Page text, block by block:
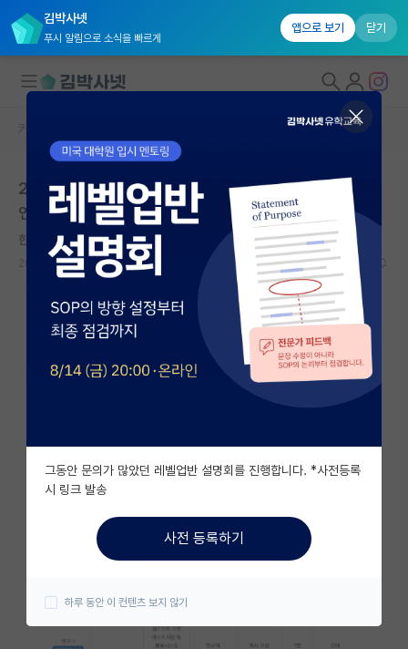
김박사넷
푸시 알림으로 소식을 빠르게
앱으로 보기 닫기
대학원생 모집
국내대학원 정보
연구실&오픈랩
커뮤니티
커뮤니티 홈
전체글보기
베스트 게시판
자유 게시판(아무개랩)
미국 유학 게시판
미국 대학원 합격 후기 게시판
대학원생 모집 게시판
연구실(PI) 홍보 게시판
커뮤니티 홈
2026년 제3회 기간제 근로자 공개채용 공고 | 한국기계
연구원 | 2026년 5월 27일 11시까지
한국기계연구원
2026.05.14 0 913
그동안 문의가 많았던 레벨업반 설명회를 진행합니다. *사전등록
시 링크 발송
사전 등록하기
하루 동안 이 컨텐츠 보지 않기